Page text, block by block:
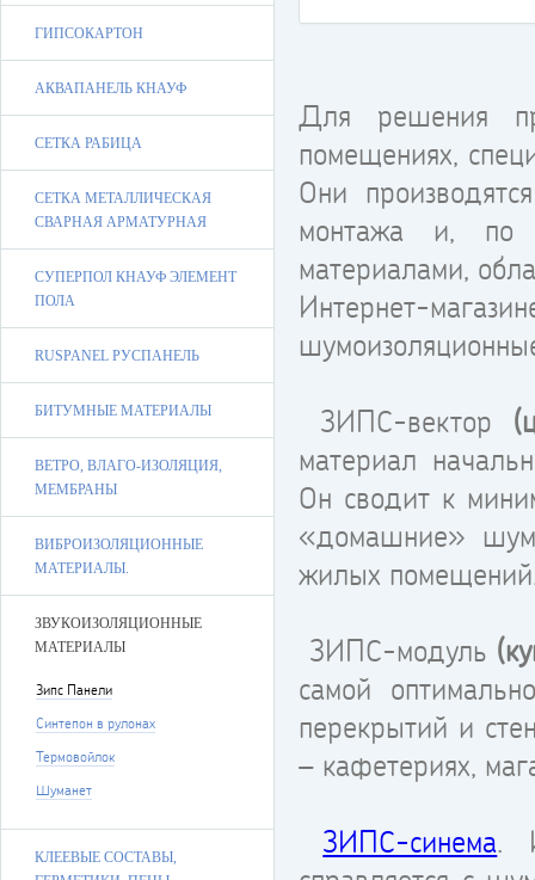
ГИПСОКАРТОН
АКВАПАНЕЛЬ КНАУФ
СЕТКА РАБИЦА
СЕТКА МЕТАЛЛИЧЕСКАЯ
СВАРНАЯ АРМАТУРНАЯ
СУПЕРПОЛ КНАУФ ЭЛЕМЕНТ
ПОЛА
RUSPANEL РУСПАНЕЛЬ
БИТУМНЫЕ МАТЕРИАЛЫ
ВЕТРО, ВЛАГО-ИЗОЛЯЦИЯ,
МЕМБРАНЫ
ВИБРОИЗОЛЯЦИОННЫЕ
МАТЕРИАЛЫ.
ЗВУКОИЗОЛЯЦИОННЫЕ
МАТЕРИАЛЫ
Зипс Панели
Синтепон в рулонах
Термовойлок
Шуманет
КЛЕЕВЫЕ СОСТАВЫ,
Для решения
помещениях,
Они
монтажа и, по
материалами,
Интернет-
ЗИПС-вектор
материал
Он сводит к
«домашние»
жилых
ЗИПС-модуль
самой
перекрытий и
– кафетериях,
ЗИПС-синема.